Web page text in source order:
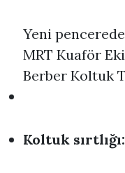
Yeni pencerede
MRT Kuaför
Berber Koltuk
Koltuk sırtlığı: